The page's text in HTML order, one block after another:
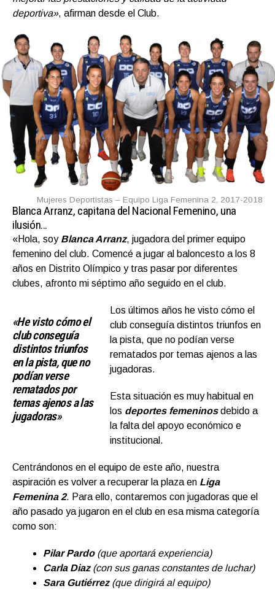
deportiva», afirman desde el Club.
Mujeres Deportistas – Equipo Liga Femenina 2, 2017-2018
Blanca Arranz, capitana del Nacional Femenino, una
ilusión…
«Hola, soy Blanca Arranz, jugadora del primer equipo
femenino del club. Comencé a jugar al baloncesto a los 8
años en Distrito Olímpico y tras pasar por diferentes
clubes, afronto mi séptimo año seguido en el club.
«He visto cómo el
club conseguía
distintos triunfos
en la pista, que no
podían verse
rematados por
temas ajenos a las
jugadoras»
Los últimos años he visto cómo el
club conseguía distintos triunfos en
la pista, que no podían verse
rematados por temas ajenos a las
jugadoras.
Esta situación es muy habitual en
los deportes femeninos debido a
la falta del apoyo económico e
institucional.
Centrándonos en el equipo de este año, nuestra
aspiración es volver a recuperar la plaza en Liga
Femenina 2. Para ello, contaremos con jugadoras que el
año pasado ya jugaron en el club en esa misma categoría
como son:
Pilar Pardo (que aportará experiencia)
Carla Diaz (con sus ganas constantes de luchar)
Sara Gutiérrez (que dirigirá al equipo)